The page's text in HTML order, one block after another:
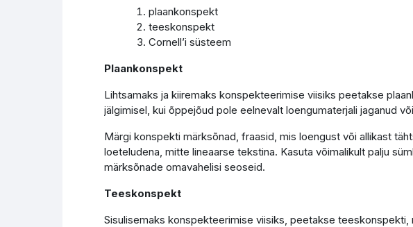
plaankonspekt
teeskonspekt
Cornell’i süsteem
Plaankonspekt
Lihtsamaks ja kiiremaks konspekteerimise viisiks peetakse
jälgimisel, kui õppejõud pole eelnevalt loengumaterjali jaganud
Märgi konspekti märksõnad, fraasid, mis loengust või allikast
loeteludena, mitte lineaarse tekstina. Kasuta võimalikult palju
märksõnade omavahelisi seoseid.
Teeskonspekt
Sisulisemaks konspekteerimise viisiks, peetakse teeskonspekti,